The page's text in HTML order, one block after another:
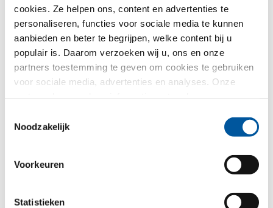
cookies. Ze helpen ons, content en advertenties te
personaliseren, functies voor sociale media te kunnen
aanbieden en beter te begrijpen, welke content bij u
populair is. Daarom verzoeken wij u, ons en onze
partners toestemming te geven om cookies te gebruiken
voor sociale media, advertenties en analyses. Onze
kader van uw gebruik van de diensten hebben
Noodzakelijk
Voorkeuren
Statistieken
Kiezen
Selectie CAD-data voor vleugelvarianten
FIN-Window Step-line C